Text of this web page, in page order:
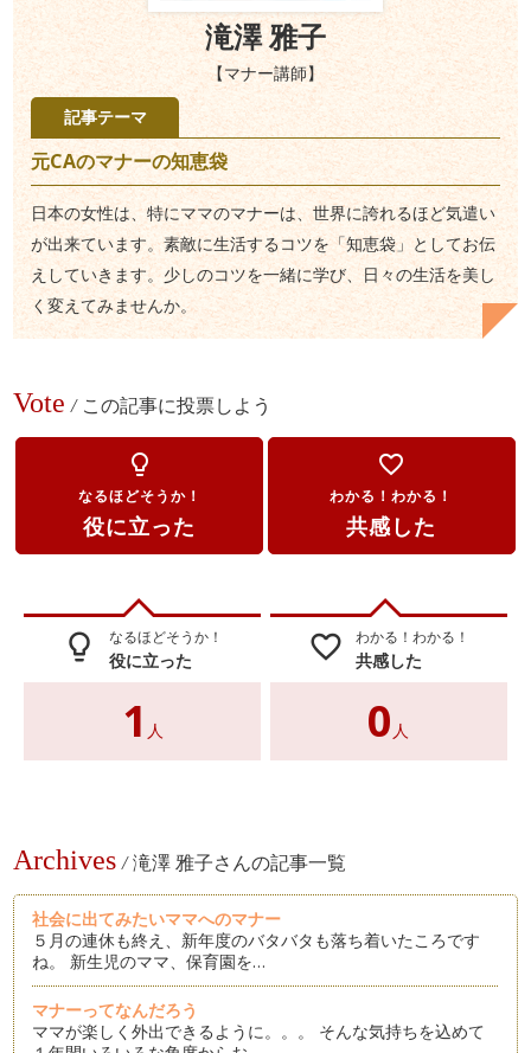
滝澤 雅子
【マナー講師】
記事テーマ
元CAのマナーの知恵袋
日本の女性は、特にママのマナーは、世界に誇れるほど気遣い
が出来ています。素敵に生活するコツを「知恵袋」としてお伝
えしていきます。少しのコツを一緒に学び、日々の生活を美し
く変えてみませんか。
Vote / この記事に投票しよう
lightbulb_outline
なるほどそうか！
役に立った
favorite_border
わかる！わかる！
共感した
lightbulb_outline なるほどそうか！
役に立った
1 人
favorite_border わかる！わかる！
共感した
0 人
Archives / 滝澤 雅子さんの記事一覧
社会に出てみたいママへのマナー
５月の連休も終え、新年度のバタバタも落ち着いたころです
ね。 新生児のママ、保育園を…
マナーってなんだろう
ママが楽しく外出できるように。。。 そんな気持ちを込めて